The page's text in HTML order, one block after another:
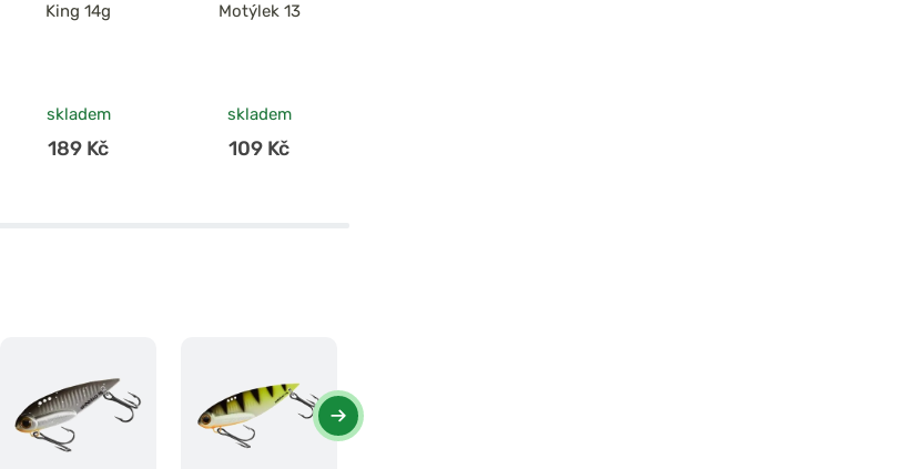
King 14g
skladem
189 Kč
Motýlek 13
skladem
109 Kč